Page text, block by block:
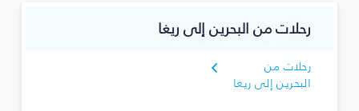
رحلات من البحرين إلى ريغا
رحلات من
البحرين إلى ريغا